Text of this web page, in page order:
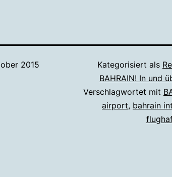
2015
Kategorisiert als
BAHRAIN! In und
Verschlagwortet mit
airport, bahrain